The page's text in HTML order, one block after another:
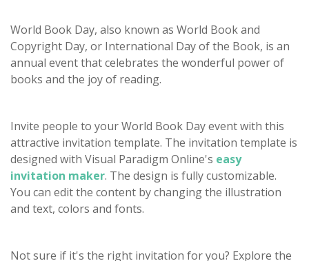
World Book Day, also known as World Book and
Copyright Day, or International Day of the Book, is an
annual event that celebrates the wonderful power of
books and the joy of reading.
Invite people to your World Book Day event with this
attractive invitation template. The invitation template is
designed with Visual Paradigm Online's easy
invitation maker. The design is fully customizable.
You can edit the content by changing the illustration
and text, colors and fonts.
Not sure if it's the right invitation for you? Explore the